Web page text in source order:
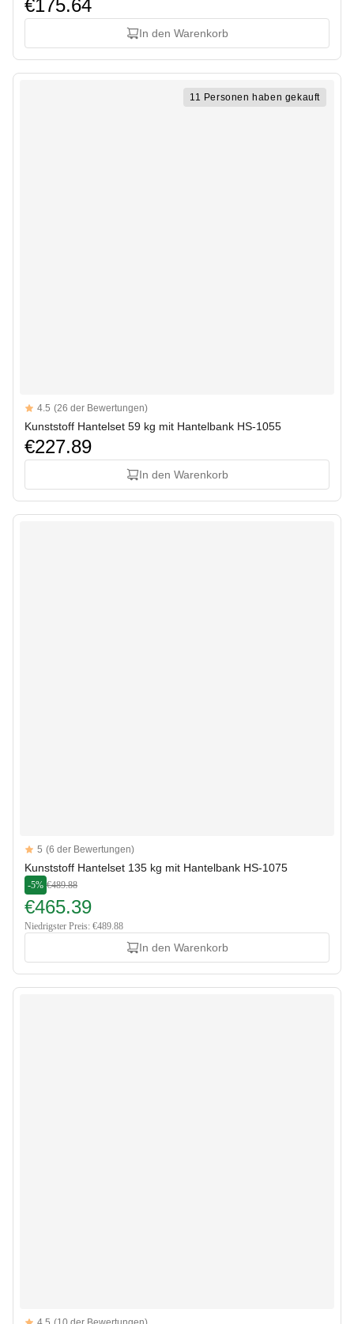
€175.64
In den Warenkorb
11 Personen haben gekauft
Reviews
4.5 out of 5 stars
4.5 (26 der Bewertungen)
Kunststoff Hantelset 59 kg mit Hantelbank HS-1055
€227.89
In den Warenkorb
Reviews
5 out of 5 stars
5 (6 der Bewertungen)
Kunststoff Hantelset 135 kg mit Hantelbank HS-1075
-5% €489.88
€465.39
Niedrigster Preis: €489.88
In den Warenkorb